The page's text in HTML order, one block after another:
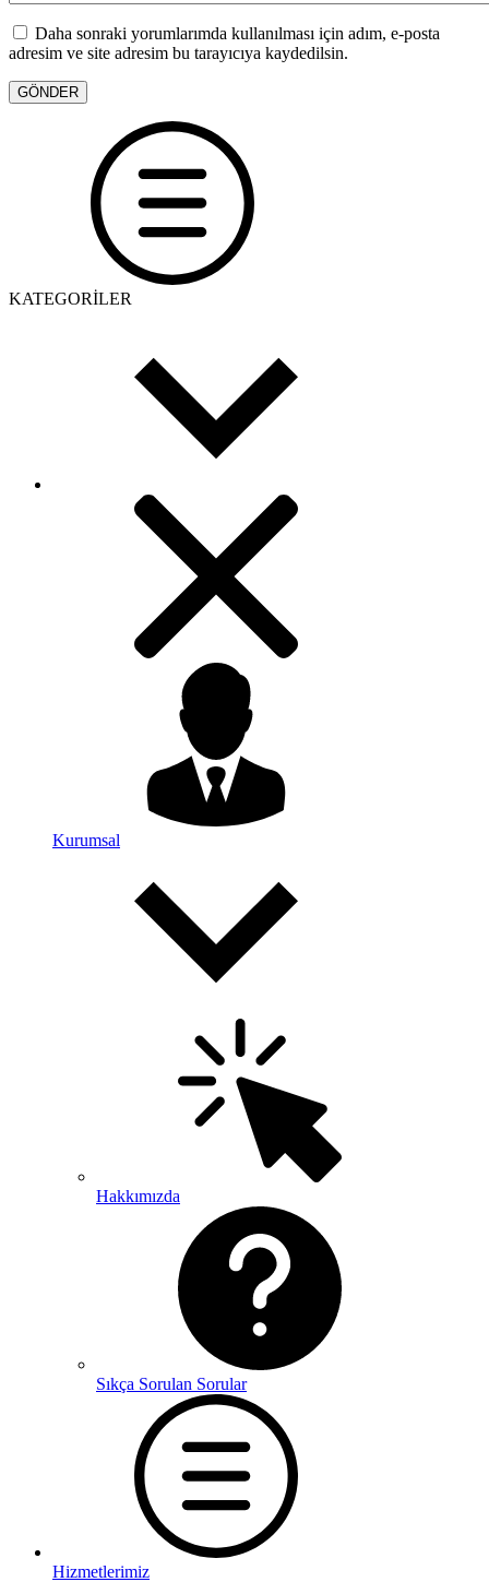
Daha sonraki yorumlarımda kullanılması için adım, e-posta
adresim ve site adresim bu tarayıcıya kaydedilsin.
KATEGORİLER
Kurumsal
Hakkımızda
Sıkça Sorulan Sorular
Hizmetlerimiz